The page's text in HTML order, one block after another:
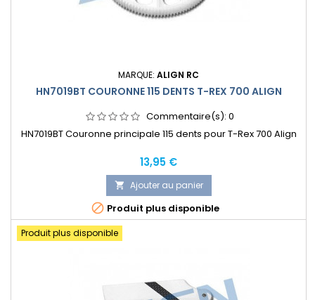
MARQUE: ALIGN RC
HN7019BT COURONNE 115 DENTS T-REX 700 ALIGN
Commentaire(s): 0
HN7019BT Couronne principale 115 dents pour T-Rex 700 Align
Prix
13,95 €
 Ajouter au panier
 Produit plus disponible
Produit plus disponible